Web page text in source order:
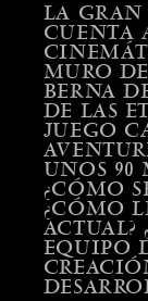
LA GRAN
CUENTA
MURO
BERNA
DE LAS
JUEGO
UNOS 90
¿CÓMO
¿CÓMO
ACTUAL?
EQUIPO